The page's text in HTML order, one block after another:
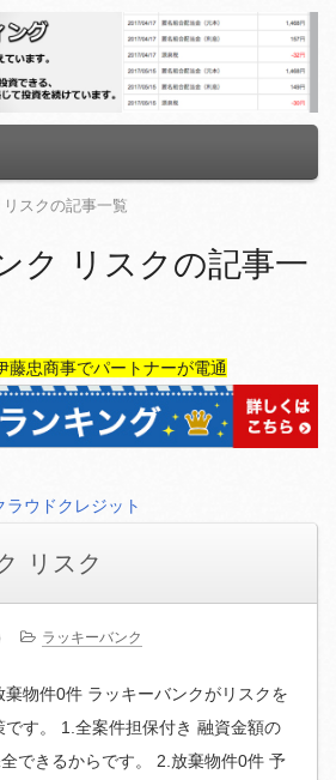
レンディング
スクの記事一覧
ク リスクの記事一
藤忠商事でパートナーが電通
ラウドクレジット
リスク
ラッキーバンク
物件0件 ラッキーバンクがリスクを
す。 1.全案件担保付き 融資金額の
できるからです。 2.放棄物件0件 予